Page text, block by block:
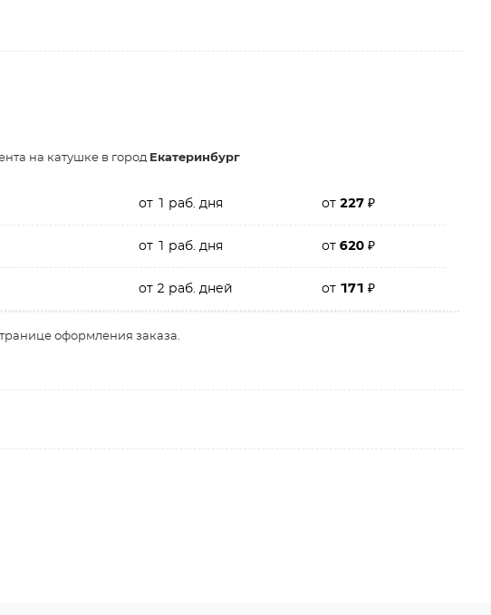
на катушке в город Екатеринбург
от 1 раб. дня от227₽
от 1 раб. дня от620₽
от 2 раб. дней от 171₽
оформления заказа.